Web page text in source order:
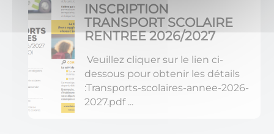
INSCRIPTION
TRANSPORT SCOLAIRE
RENTREE 2026/2027
Veuillez cliquer sur le lien ci-
dessous pour obtenir les détails
:Transports-scolaires-annee-2026-
2027.pdf ...